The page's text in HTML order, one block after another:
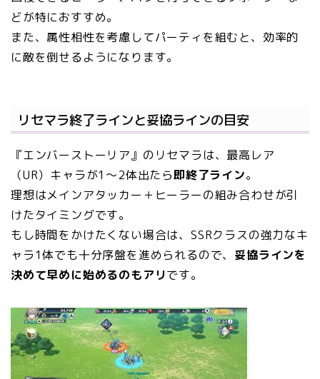
どが特におすすめ。
また、属性相性を考慮してパーティを組むと、効率的
に敵を倒せるようになります。
リセマラ終了ラインと妥協ラインの目安
『エンバーストーリア』のリセマラは、最高レア
（UR）キャラが1〜2体出たら即終了ライン。
理想はメインアタッカー＋ヒーラーの組み合わせが引
けたタイミングです。
もし時間をかけたくない場合は、SSRクラスの強力なキ
ャラ1体でも十分序盤を進められるので、 妥協ラインを
決めて早めに始めるのもアリです。